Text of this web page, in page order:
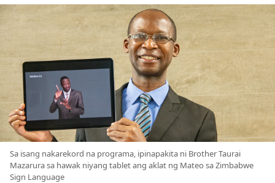
bagong
window)
Sa isang nakarekord na programa, ipinapakita ni Brother Taurai
Mazarura sa hawak niyang tablet ang aklat ng Mateo sa Zimbabwe
Sign Language